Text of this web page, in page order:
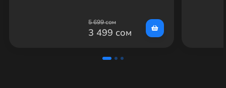
5 699 сом
3 499 сом